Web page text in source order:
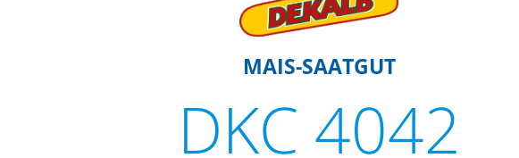
MAIS-SAATGUT
DKC 4042